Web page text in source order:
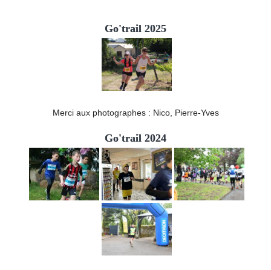
Go'trail 2025
Merci aux photographes : Nico, Pierre-Yves
Go'trail 2024